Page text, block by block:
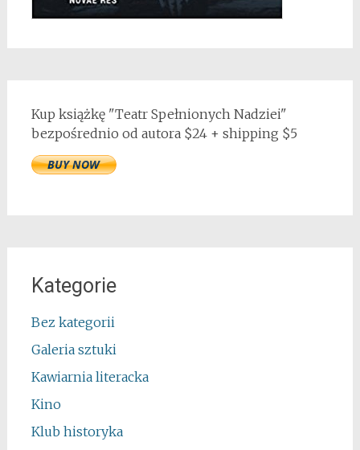
Kup książkę "Teatr Spełnionych Nadziei"
bezpośrednio od autora $24 + shipping $5
Kategorie
Bez kategorii
Galeria sztuki
Kawiarnia literacka
Kino
Klub historyka